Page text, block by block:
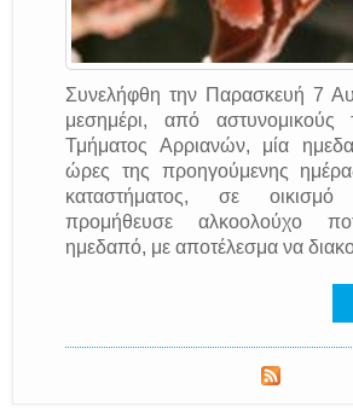
Συνελήφθη την Παρασκευή 7
μεσημέρι, από αστυνομικούς
Τμήματος Αρριανών, μία
ώρες της προηγούμενης
καταστήματος, σε
προμήθευσε αλκοολούχο
ημεδαπό, με αποτέλεσμα να